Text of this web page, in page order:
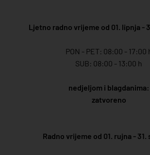
Ljetno radno vrijeme od 01. lipnja -
PON - PET: 08:00 - 17:00
SUB: 08:00 - 13:00 h
nedjeljom i blagdanima:
zatvoreno
Radno vrijeme od 01. rujna - 31.